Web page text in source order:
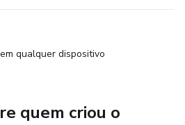
qualquer dispositivo
quem criou o